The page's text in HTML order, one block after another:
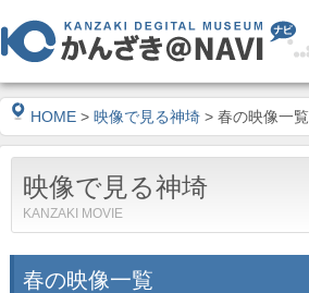
HOME > 映像で見る神埼 > 春の映像一覧
映像で見る神埼
KANZAKI MOVIE
春の映像一覧